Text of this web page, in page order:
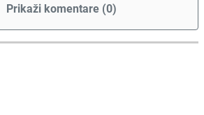
Prikaži komentare (0)